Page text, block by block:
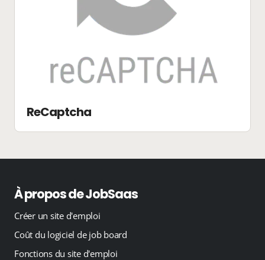
ReCaptcha
À propos de JobSaas
Créer un site d'emploi
Coût du logiciel de job board
Fonctions du site d'emploi